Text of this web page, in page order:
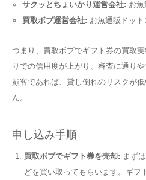
サクッとちょいかり運営会社: お
買取ボブ運営会社: お魚通販ドッ
つまり、買取ボブでギフト券の買取
りでの信用度が上がり、審査に通り
顧客であれば、貸し倒れのリスクが
ん。
申し込み手順
買取ボブでギフト券を売却: まず
どを買い取ってもらいます。ギフ